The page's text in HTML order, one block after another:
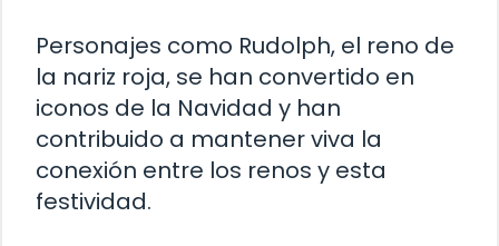
Personajes como Rudolph, el reno de
la nariz roja, se han convertido en
iconos de la Navidad y han
contribuido a mantener viva la
conexión entre los renos y esta
festividad.